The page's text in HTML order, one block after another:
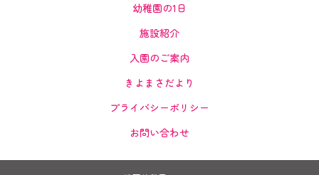
幼稚園の1日
施設紹介
入園のご案内
きよまさだより
プライバシーポリシー
お問い合わせ